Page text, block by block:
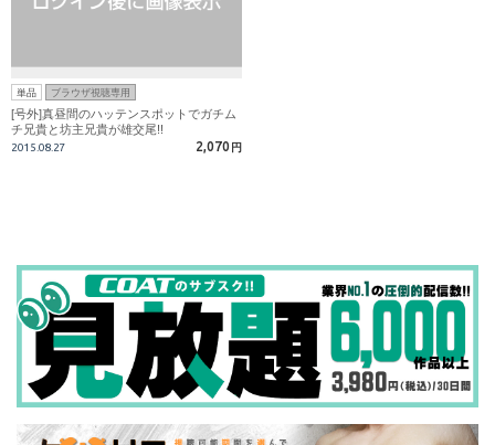
単品 ブラウザ視聴専用
[号外]真昼間のハッテンスポットでガチム
チ兄貴と坊主兄貴が雄交尾!!
2015.08.27 2,070 円